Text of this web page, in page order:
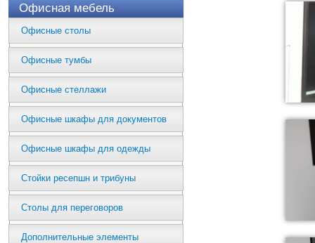
Офисная мебель
Офисные столы
Офисные тумбы
Офисные стеллажи
Офисные шкафы для документов
Офисные шкафы для одежды
Стойки ресепшн и трибуны
Столы для переговоров
Дополнительные элементы